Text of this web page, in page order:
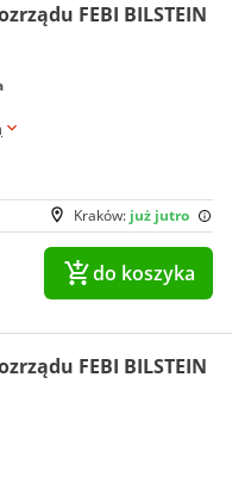
FEBI BILSTEIN
Kraków: już jutro
do koszyka
FEBI BILSTEIN